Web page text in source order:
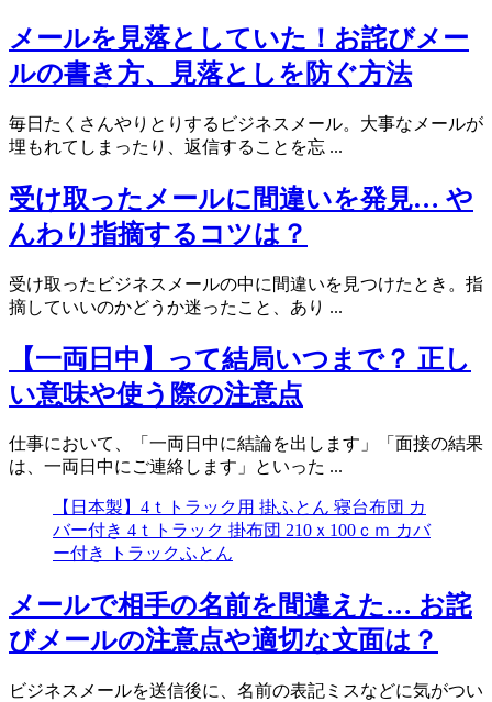
メールを見落としていた！お詫びメー
ルの書き方、見落としを防ぐ方法
毎日たくさんやりとりするビジネスメール。大事なメールが
埋もれてしまったり、返信することを忘 ...
受け取ったメールに間違いを発見… や
んわり指摘するコツは？
受け取ったビジネスメールの中に間違いを見つけたとき。指
摘していいのかどうか迷ったこと、あり ...
【一両日中】って結局いつまで？ 正し
い意味や使う際の注意点
仕事において、「一両日中に結論を出します」「面接の結果
は、一両日中にご連絡します」といった ...
【日本製】4ｔトラック用 掛ふとん 寝台布団 カ
バー付き 4ｔトラック 掛布団 210ｘ100ｃｍ カバ
ー付き トラックふとん
メールで相手の名前を間違えた… お詫
びメールの注意点や適切な文面は？
ビジネスメールを送信後に、名前の表記ミスなどに気がつい